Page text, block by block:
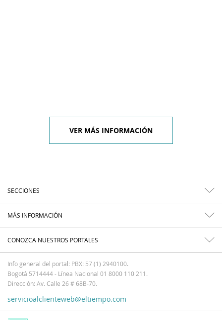
VER MÁS INFORMACIÓN
SECCIONES
MÁS INFORMACIÓN
CONOZCA NUESTROS PORTALES
Info general del portal: PBX: 57 (1) 2940100.
Bogotá 5714444 - Línea Nacional 01 8000 110 211.
Dirección: Av. Calle 26 # 68B-70.
servicioalclienteweb@eltiempo.com